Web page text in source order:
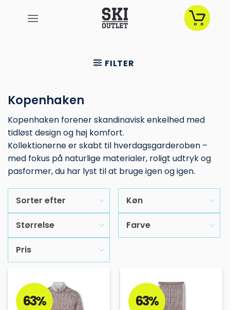
FILTER
Kopenhaken
Kopenhaken forener skandinavisk enkelhed med
tidløst design og høj komfort.
Kollektionerne er skabt til hverdagsgarderoben –
med fokus på naturlige materialer, roligt udtryk og
pasformer, du har lyst til at bruge igen og igen.
Sorter efter Køn
Størrelse Farve
Pris
63% 63%